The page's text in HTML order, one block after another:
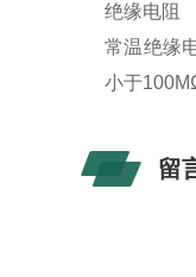
绝缘电阻
常温绝缘
小于
留